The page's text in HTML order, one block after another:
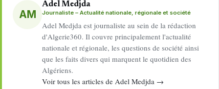
AM
Adel Medjda
Journaliste – Actualité nationale, régionale et société
Adel Medjda est journaliste au sein de la rédaction
d'Algerie360. Il couvre principalement l'actualité
nationale et régionale, les questions de société ainsi
que les faits divers qui marquent le quotidien des
Algériens.
Voir tous les articles de Adel Medjda →